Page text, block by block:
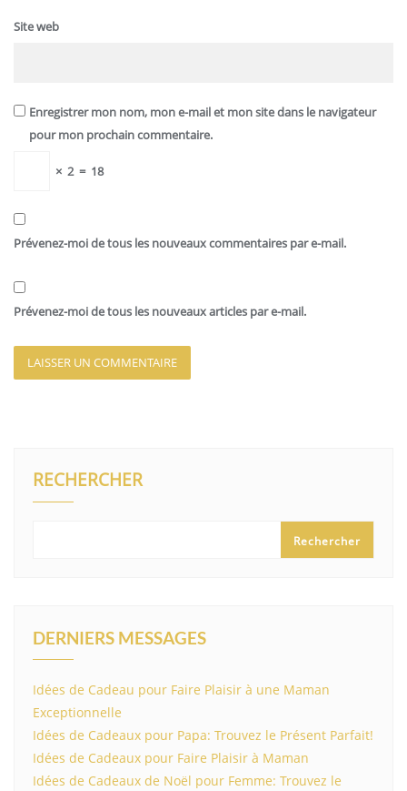
Site web
Enregistrer mon nom, mon e-mail et mon site dans le navigateur
pour mon prochain commentaire.
× 2 = 18
Prévenez-moi de tous les nouveaux commentaires par e-mail.
Prévenez-moi de tous les nouveaux articles par e-mail.
RECHERCHER
Rechercher
DERNIERS MESSAGES
Idées de Cadeau pour Faire Plaisir à une Maman
Exceptionnelle
Idées de Cadeaux pour Papa: Trouvez le Présent Parfait!
Idées de Cadeaux pour Faire Plaisir à Maman
Idées de Cadeaux de Noël pour Femme: Trouvez le